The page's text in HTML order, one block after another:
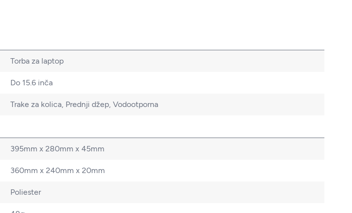
Torba za laptop
Do 15.6 inča
Trake za kolica, Prednji džep, Vodootporna
395mm x 280mm x 45mm
360mm x 240mm x 20mm
Poliester